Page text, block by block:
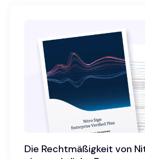
Die Rechtmäßigkeit von